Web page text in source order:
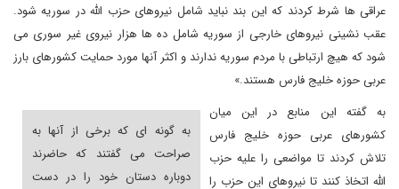
عراقی ها شرط کردند که این بند نباید شامل نیروهای حزب الله در سوریه شود.
عقب نشینی نیروهای خارجی از سوریه شامل ده ها هزار نیروی غیر سوری می
شود که هیچ ارتباطی با مردم سوریه ندارند و اکثر آنها مورد حمایت کشورهای بارز
عربی حوزه خلیج فارس هستند.»
به گونه ای که برخی از آنها به
صراحت می گفتند که حاضرند
دوباره دستان خود را در دست
به گفته این منابع در این میان
کشورهای عربی حوزه خلیج فارس
تلاش کردند تا مواضعی را علیه حزب
الله اتخاذ کنند تا نیروهای این حزب را